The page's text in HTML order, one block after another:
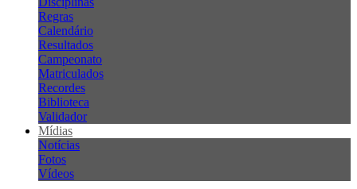
Regras
Calendário
Resultados
Campeonato
Matriculados
Recordes
Biblioteca
Validador
Mídias
Notícias
Fotos
Vídeos